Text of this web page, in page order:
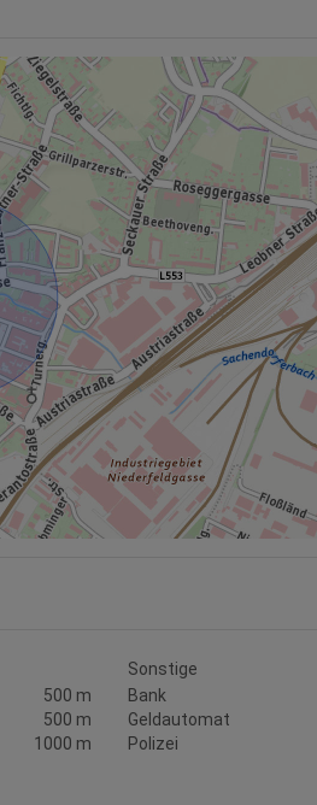
500 m
500 m
1000 m
Sonstige
Bank
Geldautomat
Polizei